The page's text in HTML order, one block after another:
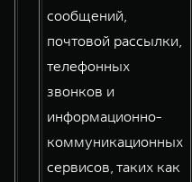
сообщений,
почтовой рассылки,
телефонных
звонков и
информационно-
коммуникационных
сервисов, таких как